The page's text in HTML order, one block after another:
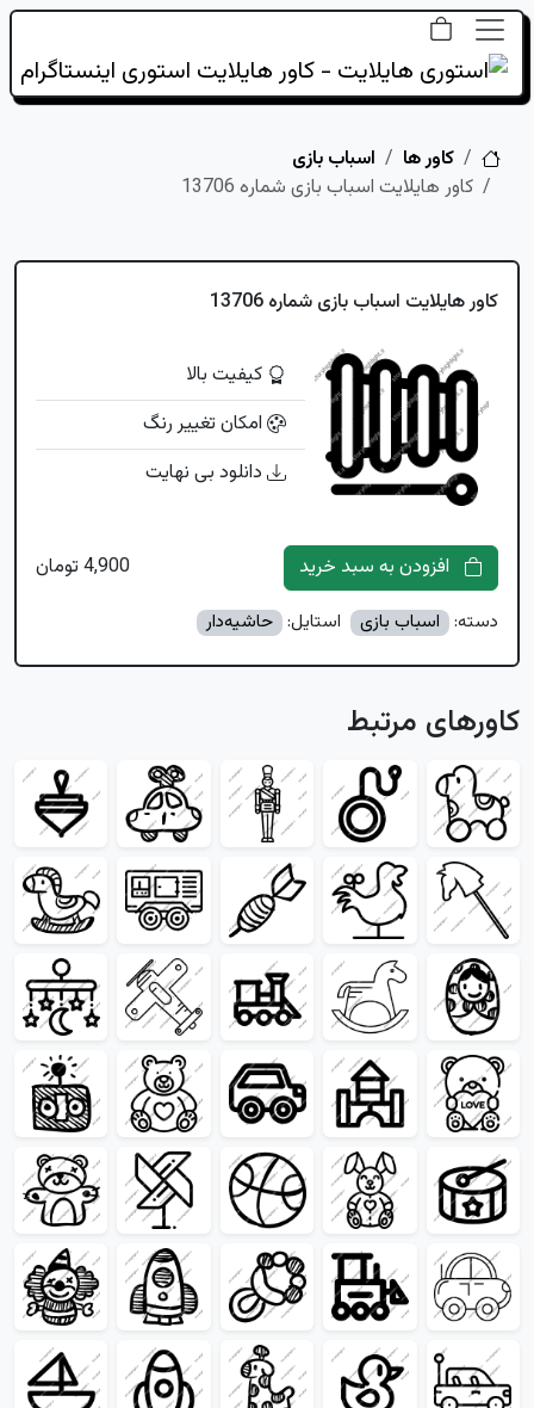
خانهکاور ها
اسباب بازی
کاور هایلایت اسباب بازی شماره 13706
کاور هایلایت اسباب بازی شماره 13706
کیفیت بالا
امکان تغییر رنگ
دانلود بی نهایت
4,900 تومان
دسته: اسباب بازی استایل: حاشیه‌دار
کاورهای مرتبط